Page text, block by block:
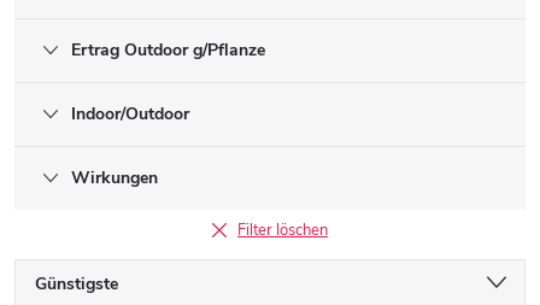
Ertrag Outdoor g/Pflanze
Indoor/Outdoor
Wirkungen
Filter löschen
P
Günstigste